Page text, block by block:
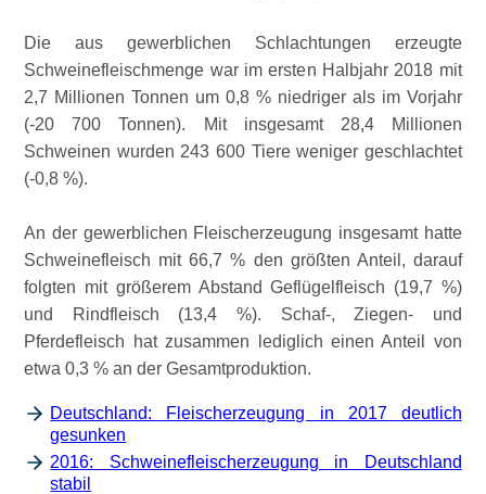
Die aus gewerblichen Schlachtungen erzeugte
Schweinefleischmenge war im ersten Halbjahr 2018 mit
2,7 Millionen Tonnen um 0,8 % niedriger als im Vorjahr
(-20 700 Tonnen). Mit insgesamt 28,4 Millionen
Schweinen wurden 243 600 Tiere weniger geschlachtet
(-0,8 %).
An der gewerblichen Fleischerzeugung insgesamt hatte
Schweinefleisch mit 66,7 % den größten Anteil, darauf
folgten mit größerem Abstand Geflügelfleisch (19,7 %)
und Rindfleisch (13,4 %). Schaf-, Ziegen- und
Pferdefleisch hat zusammen lediglich einen Anteil von
etwa 0,3 % an der Gesamtproduktion.
Deutschland: Fleischerzeugung in 2017 deutlich
gesunken
2016: Schweinefleischerzeugung in Deutschland
stabil